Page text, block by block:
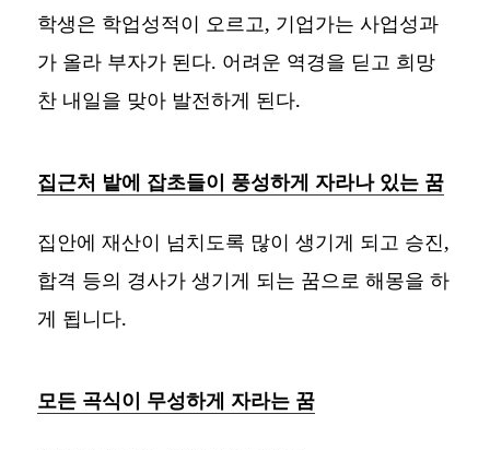
학생은 학업성적이 오르고, 기업가는 사업성과
가 올라 부자가 된다. 어려운 역경을 딛고 희망
찬 내일을 맞아 발전하게 된다.
집근처 밭에 잡초들이 풍성하게 자라나 있는 꿈
집안에 재산이 넘치도록 많이 생기게 되고 승진,
합격 등의 경사가 생기게 되는 꿈으로 해몽을 하
게 됩니다.
모든 곡식이 무성하게 자라는 꿈